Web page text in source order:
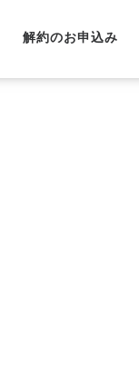
解約のお申込み